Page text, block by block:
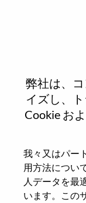
弊社は、
イズし、
Cookie お
我々又はパー
用方法につい
人データを最
います。この
Reset
本当にパ
Enter the
account,